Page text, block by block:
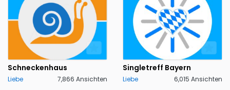
Schneckenhaus
Liebe 7,866 Ansichten
Singletreff Bayern
Liebe 6,015 Ansichten